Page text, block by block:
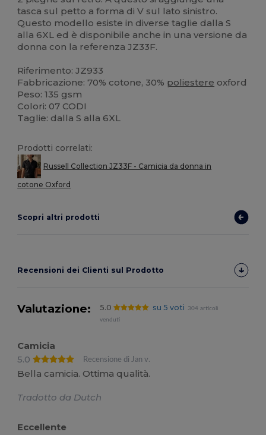
tasca sul petto a forma di V sul lato sinistro.
Questo modello esiste in diverse taglie dalla S
alla 6XL ed è disponibile anche in una versione da
donna con la referenza JZ33F.
Riferimento: JZ933
Fabbricazione: 70% cotone, 30% poliestere oxford
Peso: 135 gsm
Colori: 07 CODI
Taglie: dalla S alla 6XL
Prodotti correlati:
Russell Collection JZ33F - Camicia da donna in
cotone Oxford
Scopri altri prodotti
Recensioni dei Clienti sul Prodotto
Valutazione: 5.0 su 5 voti
304 articoli
venduti
Camicia
5.0
Recensione di Jan v.
Bella camicia. Ottima qualità.
Tradotto da Dutch
Eccellente